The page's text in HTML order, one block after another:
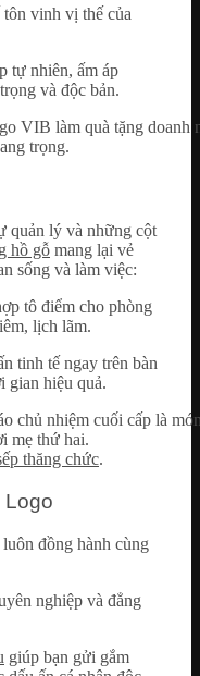
vinh vị thế của
tự nhiên, ấm áp
và độc bản.
trọng.
quản lý và những cột
hồ gỗ mang lại vẻ
sống và làm việc:
tô điểm cho phòng
lịch lãm.
tinh tế ngay trên bàn
gian hiệu quả.
thăng chức.
Logo
đồng hành cùng
nghiệp và đẳng
giúp bạn gửi gắm